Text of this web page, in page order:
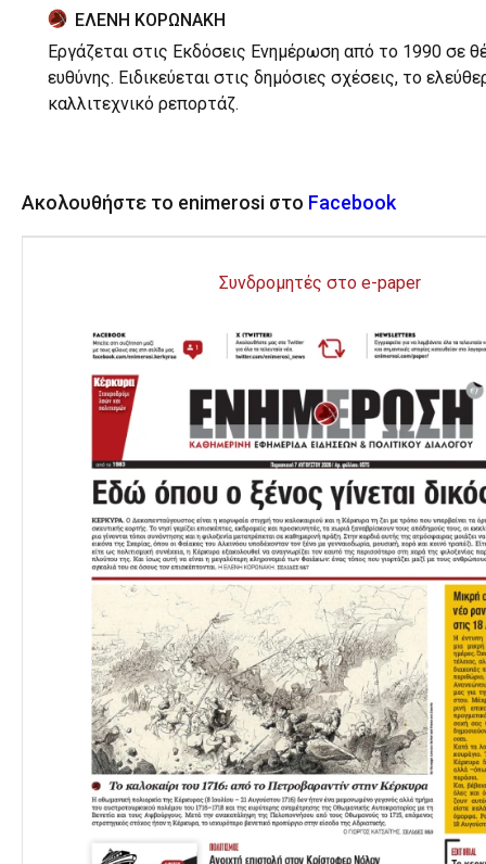
ΕΛΕΝΗ ΚΟΡΩΝΑΚΗ
Εργάζεται στις Εκδόσεις Ενημέρωση από το 1990 σε
ευθύνης. Ειδικεύεται στις δημόσιες σχέσεις, το
καλλιτεχνικό ρεπορτάζ.
Ακολουθήστε το enimerosi στο Facebook
Συνδρομητές στο e-paper